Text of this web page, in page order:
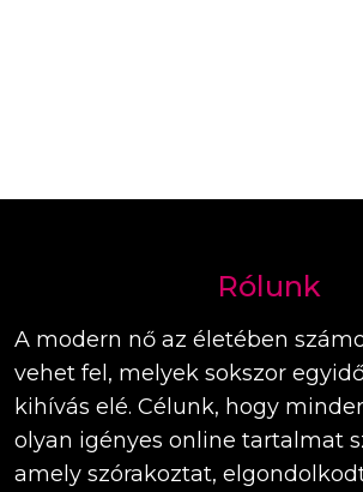
Rólunk
A modern nő az életében
vehet fel, melyek sokszor
kihívás elé. Célunk, hogy
olyan igényes online tartalmat
amely szórakoztat,